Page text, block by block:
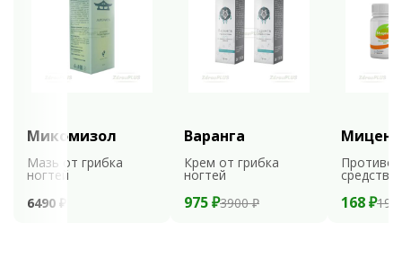
Микомизол
Мазь от грибка
ногтей
6490 ₽
Варанга
Крем от грибка
ногтей
975 ₽3900 ₽
средство
168 ₽